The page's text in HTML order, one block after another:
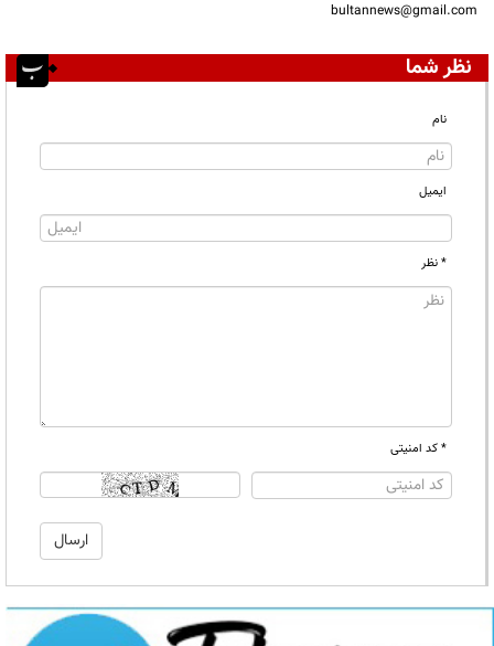
bultannews@gmail.com
نظر شما
نام
ایمیل
* نظر
* کد امنیتی